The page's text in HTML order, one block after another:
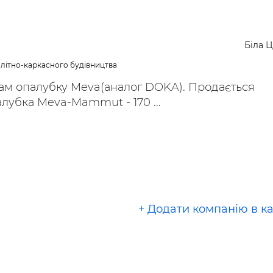
Біла
каркасного будівництва
опалубку Meva(аналог DOKA). Продається
Meva-Mammut - 170 ...
+ Додати компанію в